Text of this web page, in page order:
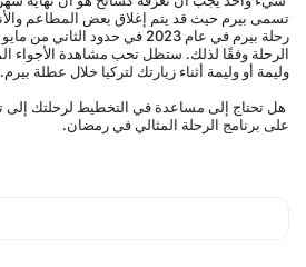
وليمة أو وليمة أثناء زيارتك لتركيا خلال عطلة بيرم.
على برنامج الرحلة المثالي في رمضان.